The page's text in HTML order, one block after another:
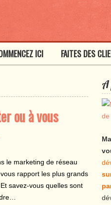
ICI FAITES DES
ou à vous
le marketing de réseau
rapport les plus grands
savez-vous quelles sont
A